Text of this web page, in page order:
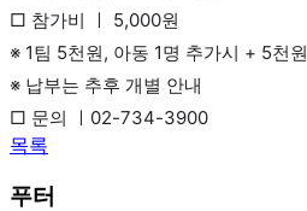
□ 참가비 ㅣ 5,000원
※ 1팀 5천원, 아동 1명 추가시 + 5천원
※ 납부는 추후 개별 안내
□ 문의 ㅣ02-734-3900
목록
푸터